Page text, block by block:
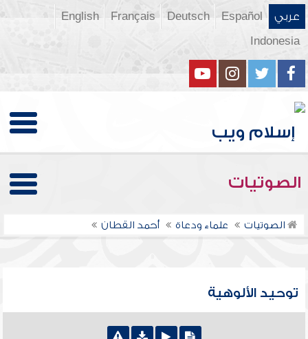
عربي Español
Deutsch
Français
English
Indonesia
الصوتيات
الصوتيات علماء ودعاة أحمد القطان
توحيد الألوهية